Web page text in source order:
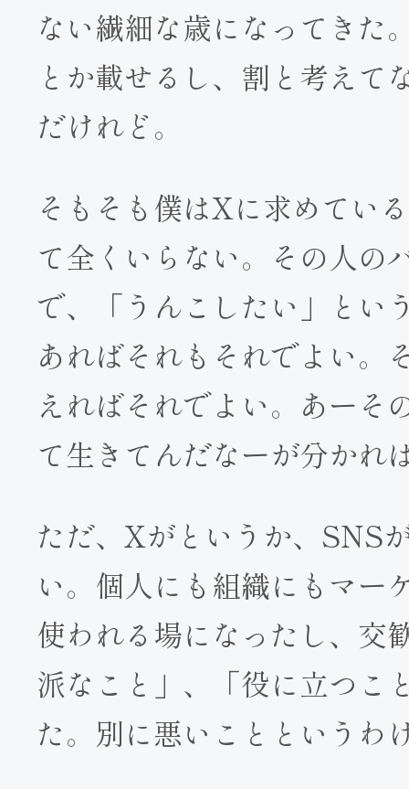
ない繊細な歳になってきた
とか載せるし、割と考えて
だけれど。
そもそも僕はXに求めてい
て全くいらない。その人の
で、「うんこしたい」とい
あればそれもそれでよい。
えればそれでよい。あーそ
て生きてんだなーが分かれ
ただ、Xがというか、SNS
い。個人にも組織にもマー
使われる場になったし、交
派なこと」、「役に立つこ
た。別に悪いことというわ